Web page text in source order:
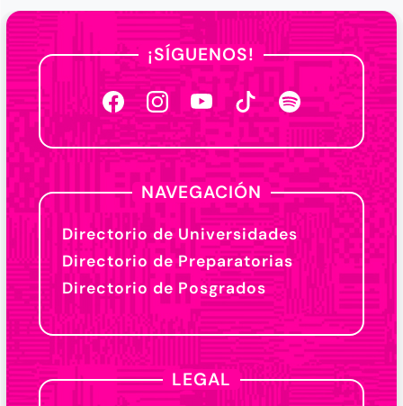
¡SÍGUENOS!
NAVEGACIÓN
Directorio de Universidades
Directorio de Preparatorias
Directorio de Posgrados
LEGAL